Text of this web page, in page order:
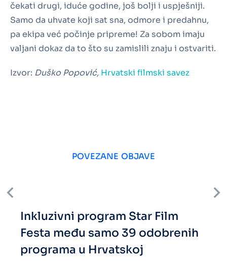
čekati drugi, iduće godine, još bolji i uspješniji.
Samo da uhvate koji sat sna, odmore i predahnu,
pa ekipa već počinje pripreme! Za sobom imaju
valjani dokaz da to što su zamislili znaju i ostvariti.
Izvor: Duško Popović, Hrvatski filmski savez
POVEZANE OBJAVE
Inkluzivni program Star Film
Festa među samo 39 odobrenih
programa u Hrvatskoj